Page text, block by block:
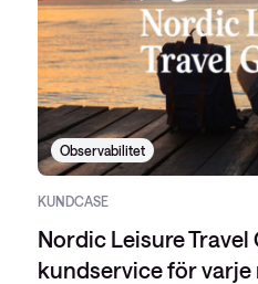
Observabilitet
KUNDCASE
Nordic Leisure
kundservice för varje